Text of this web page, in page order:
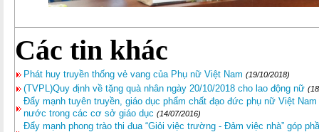
Các tin khác
Phát huy truyền thống vẻ vang của Phụ nữ Việt Nam (19/10/2018)
(TVPL)Quy định về tặng quà nhân ngày 20/10/2018 cho lao động nữ
Đẩy mạnh tuyên truyền, giáo dục phẩm chất đạo đức phụ nữ Việt
nước trong các cơ sở giáo dục (14/07/2016)
Đẩy mạnh phong trào thi đua “Giỏi việc trường - Đảm việc nhà” góp